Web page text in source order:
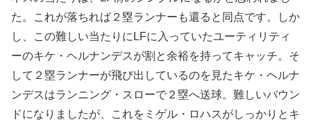
た。これが落ちれば２塁ランナーも還ると同点です。しか
し、この難しい当たりにLFに入っていたユーティリティ
ーのキケ・ヘルナンデスが割と余裕を持ってキャッチ。そ
して２塁ランナーが飛び出しているのを見たキケ・ヘルナ
ンデスはランニング・スローで２塁へ送球。難しいバウン
ドになりましたが、これをミゲル・ロハスがしっかりとキ